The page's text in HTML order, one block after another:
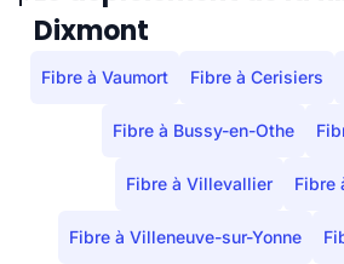
Dixmont
Fibre à Vaumort Fibre à Cerisiers
Fibre à Bussy-en-Othe
Fibre à Villevallier Fibre
Fibre à Villeneuve-sur-Yonne